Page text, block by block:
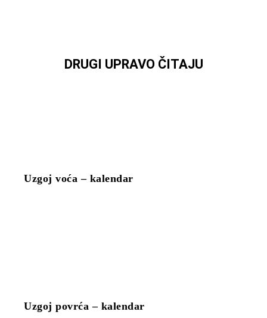
DRUGI UPRAVO ČITAJU
Uzgoj voća – kalendar
Uzgoj povrća – kalendar